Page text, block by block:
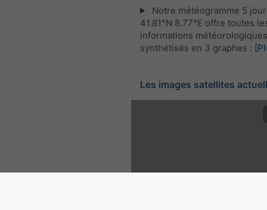
Notre météogramme 5
41.81°N 8.77°E offre toutes
informations météorologiques
synthétisés en 3 graphes :
Les images satellites